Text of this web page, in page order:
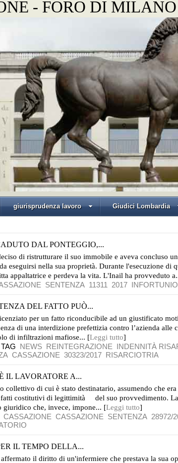
- FORO DI MILANO
giurisprudenza lavoro Giudici Lombardia
DAL PONTEGGIO,...
di ristrutturare il suo immobile e aveva concluso
eseguirsi nella sua proprietà. Durante l'esecuzione di
appaltatrice e perdeva la vita. L'Inail ha provveduto
SENTENZA 11311 2017 INFORTUNIO
DEL FATTO PUÒ...
per un fatto riconducibile ad un giustificato
di una interdizione prefettizia contro l’azienda alle
di infiltrazioni mafiose... [Leggi tutto]
TAG NEWS REINTEGRAZIONE INDENNITÀ
CASSAZIONE 30323/2017 RISARCIOTRIA
IL LAVORATORE A...
di cui è stato destinatario, assumendo che era
costitutivi di legittimità del suo provvedimento. La
che, invece, impone... [Leggi tutto]
CASSAZIONE CASSAZIONE SENTENZA 28972/
IL TEMPO DELLA...
il diritto di un'infermiere che prestava la sua